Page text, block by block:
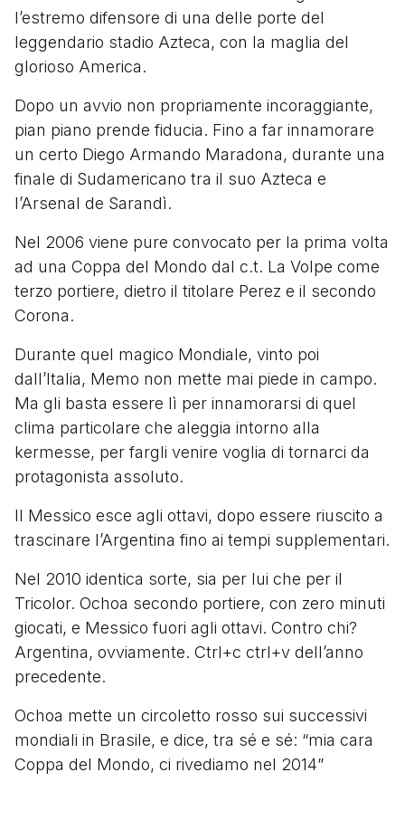
l’estremo difensore di una delle porte del
leggendario stadio Azteca, con la maglia del
glorioso America.
Dopo un avvio non propriamente incoraggiante,
pian piano prende fiducia. Fino a far innamorare
un certo Diego Armando Maradona, durante una
finale di Sudamericano tra il suo Azteca e
l’Arsenal de Sarandì.
Nel 2006 viene pure convocato per la prima volta
ad una Coppa del Mondo dal c.t. La Volpe come
terzo portiere, dietro il titolare Perez e il secondo
Corona.
Durante quel magico Mondiale, vinto poi
dall’Italia, Memo non mette mai piede in campo.
Ma gli basta essere lì per innamorarsi di quel
clima particolare che aleggia intorno alla
kermesse, per fargli venire voglia di tornarci da
protagonista assoluto.
Il Messico esce agli ottavi, dopo essere riuscito a
trascinare l’Argentina fino ai tempi supplementari.
Nel 2010 identica sorte, sia per lui che per il
Tricolor. Ochoa secondo portiere, con zero minuti
giocati, e Messico fuori agli ottavi. Contro chi?
Argentina, ovviamente. Ctrl+c ctrl+v dell’anno
precedente.
Ochoa mette un circoletto rosso sui successivi
mondiali in Brasile, e dice, tra sé e sé: “mia cara
Coppa del Mondo, ci rivediamo nel 2014”